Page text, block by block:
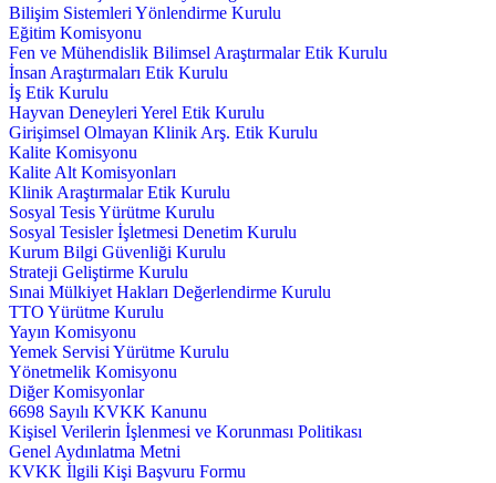
Bilişim Sistemleri Yönlendirme Kurulu
Eğitim Komisyonu
Fen ve Mühendislik Bilimsel Araştırmalar Etik Kurulu
İnsan Araştırmaları Etik Kurulu
İş Etik Kurulu
Hayvan Deneyleri Yerel Etik Kurulu
Girişimsel Olmayan Klinik Arş. Etik Kurulu
Kalite Komisyonu
Kalite Alt Komisyonları
Klinik Araştırmalar Etik Kurulu
Sosyal Tesis Yürütme Kurulu
Sosyal Tesisler İşletmesi Denetim Kurulu
Kurum Bilgi Güvenliği Kurulu
Strateji Geliştirme Kurulu
Sınai Mülkiyet Hakları Değerlendirme Kurulu
TTO Yürütme Kurulu
Yayın Komisyonu
Yemek Servisi Yürütme Kurulu
Yönetmelik Komisyonu
Diğer Komisyonlar
6698 Sayılı KVKK Kanunu
Kişisel Verilerin İşlenmesi ve Korunması Politikası
Genel Aydınlatma Metni
KVKK İlgili Kişi Başvuru Formu